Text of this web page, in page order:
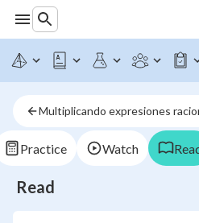
Multiplicando expresiones
Practice Watch
Read